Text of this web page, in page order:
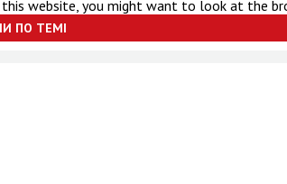
website, you might want to look at the
ПО ТЕМІ